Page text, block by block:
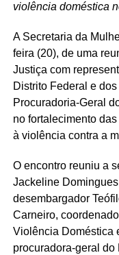
violência doméstica
A Secretaria da
feira (20), de uma
Justiça com
Distrito Federal e
Procuradoria-Geral
no fortalecimento
à violência contra a
O encontro reuniu a
Jackeline
desembargador
Carneiro,
Violência Doméstica
procuradora-geral